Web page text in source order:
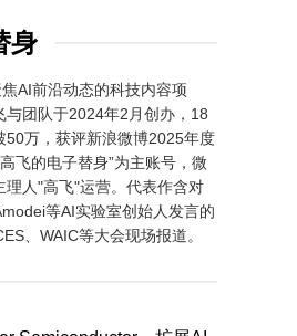
身
AI前沿动态的科技内容项
与团队于2024年2月创办，18
50万，获评新浪微博2025年度
飞的电子替身”为主账号，微
理人"高飞"运营。代表作含对
等AI实验室创始人发言的
、WAIC等大会现场报道。